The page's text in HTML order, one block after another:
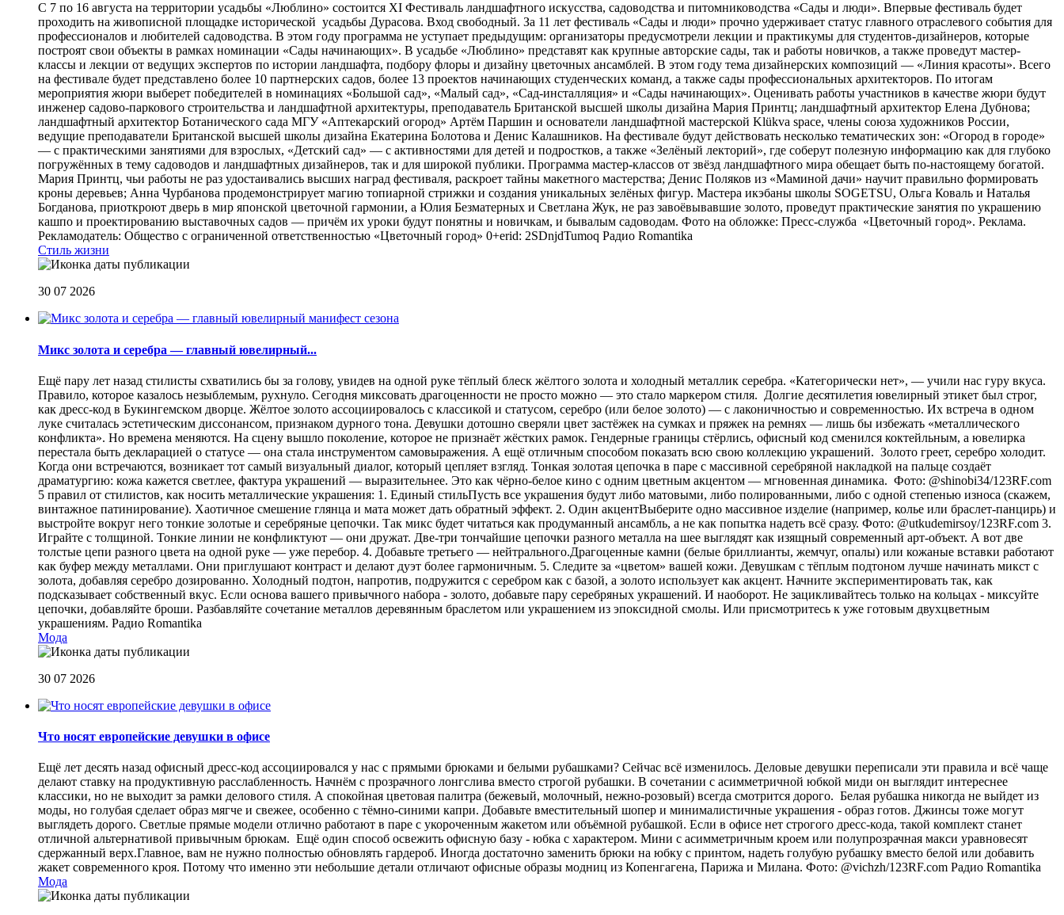
С 7 по 16 августа на территории усадьбы «Люблино» состоится XI Фестиваль ландшафтного искусства, садоводства и питомниководства «Сады и люди». Впервые фестиваль будет
проходить на живописной площадке исторической усадьбы Дурасова. Вход свободный. За 11 лет фестиваль «Сады и люди» прочно удерживает статус главного отраслевого события для
профессионалов и любителей садоводства. В этом году программа не уступает предыдущим: организаторы предусмотрели лекции и практикумы для студентов-дизайнеров, которые
построят свои объекты в рамках номинации «Сады начинающих». В усадьбе «Люблино» представят как крупные авторские сады, так и работы новичков, а также проведут мастер-
классы и лекции от ведущих экспертов по истории ландшафта, подбору флоры и дизайну цветочных ансамблей. В этом году тема дизайнерских композиций — «Линия красоты». Всего
на фестивале будет представлено более 10 партнерских садов, более 13 проектов начинающих студенческих команд, а также сады профессиональных архитекторов. По итогам
мероприятия жюри выберет победителей в номинациях «Большой сад», «Малый сад», «Сад-инсталляция» и «Сады начинающих». Оценивать работы участников в качестве жюри будут
инженер садово-паркового строительства и ландшафтной архитектуры, преподаватель Британской высшей школы дизайна Мария Принтц; ландшафтный архитектор Елена Дубнова;
ландшафтный архитектор Ботанического сада МГУ «Аптекарский огород» Артём Паршин и основатели ландшафтной мастерской Klükva space, члены союза художников России,
ведущие преподаватели Британской высшей школы дизайна Екатерина Болотова и Денис Калашников. На фестивале будут действовать несколько тематических зон: «Огород в городе»
— с практическими занятиями для взрослых, «Детский сад» — с активностями для детей и подростков, а также «Зелёный лекторий», где соберут полезную информацию как для глубоко
погружённых в тему садоводов и ландшафтных дизайнеров, так и для широкой публики. Программа мастер-классов от звёзд ландшафтного мира обещает быть по-настоящему богатой.
Мария Принтц, чьи работы не раз удостаивались высших наград фестиваля, раскроет тайны макетного мастерства; Денис Поляков из «Маминой дачи» научит правильно формировать
кроны деревьев; Анна Чурбанова продемонстрирует магию топиарной стрижки и создания уникальных зелёных фигур. Мастера икэбаны школы SOGETSU, Ольга Коваль и Наталья
Богданова, приоткроют дверь в мир японской цветочной гармонии, а Юлия Безматерных и Светлана Жук, не раз завоёвывавшие золото, проведут практические занятия по украшению
кашпо и проектированию выставочных садов — причём их уроки будут понятны и новичкам, и бывалым садоводам. Фото на обложке: Пресс-служба «Цветочный город». Реклама.
Рекламодатель: Общество с ограниченной ответственностью «Цветочный город» 0+erid: 2SDnjdTumoq Радио Romantika
Стиль жизни
30 07 2026
Микс золота и серебра — главный ювелирный...
Ещё пару лет назад стилисты схватились бы за голову, увидев на одной руке тёплый блеск жёлтого золота и холодный металлик серебра. «Категорически нет», — учили нас гуру вкуса.
Правило, которое казалось незыблемым, рухнуло. Сегодня миксовать драгоценности не просто можно — это стало маркером стиля. Долгие десятилетия ювелирный этикет был строг,
как дресс-код в Букингемском дворце. Жёлтое золото ассоциировалось с классикой и статусом, серебро (или белое золото) — с лаконичностью и современностью. Их встреча в одном
луке считалась эстетическим диссонансом, признаком дурного тона. Девушки дотошно сверяли цвет застёжек на сумках и пряжек на ремнях — лишь бы избежать «металлического
конфликта». Но времена меняются. На сцену вышло поколение, которое не признаёт жёстких рамок. Гендерные границы стёрлись, офисный код сменился коктейльным, а ювелирка
перестала быть декларацией о статусе — она стала инструментом самовыражения. А ещё отличным способом показать всю свою коллекцию украшений. Золото греет, серебро холодит.
Когда они встречаются, возникает тот самый визуальный диалог, который цепляет взгляд. Тонкая золотая цепочка в паре с массивной серебряной накладкой на пальце создаёт
драматургию: кожа кажется светлее, фактура украшений — выразительнее. Это как чёрно-белое кино с одним цветным акцентом — мгновенная динамика. Фото: @shinobi34/123RF.com
5 правил от стилистов, как носить металлические украшения: 1. Единый стильПусть все украшения будут либо матовыми, либо полированными, либо с одной степенью износа (скажем,
винтажное патинирование). Хаотичное смешение глянца и мата может дать обратный эффект. 2. Один акцентВыберите одно массивное изделие (например, колье или браслет-панцирь) и
выстройте вокруг него тонкие золотые и серебряные цепочки. Так микс будет читаться как продуманный ансамбль, а не как попытка надеть всё сразу. Фото: @utkudemirsoy/123RF.com 3.
Играйте с толщиной. Тонкие линии не конфликтуют — они дружат. Две-три тончайшие цепочки разного металла на шее выглядят как изящный современный арт-объект. А вот две
толстые цепи разного цвета на одной руке — уже перебор. 4. Добавьте третьего — нейтрального.Драгоценные камни (белые бриллианты, жемчуг, опалы) или кожаные вставки работают
как буфер между металлами. Они приглушают контраст и делают дуэт более гармоничным. 5. Следите за «цветом» вашей кожи. Девушкам с тёплым подтоном лучше начинать микст с
золота, добавляя серебро дозированно. Холодный подтон, напротив, подружится с серебром как с базой, а золото использует как акцент. Начните экспериментировать так, как
подсказывает собственный вкус. Если основа вашего привычного набора - золото, добавьте пару серебряных украшений. И наоборот. Не зацикливайтесь только на кольцах - миксуйте
цепочки, добавляйте броши. Разбавляйте сочетание металлов деревянным браслетом или украшением из эпоксидной смолы. Или присмотритесь к уже готовым двухцветным
украшениям. Радио Romantika
Мода
30 07 2026
Что носят европейские девушки в офисе
Ещё лет десять назад офисный дресс-код ассоциировался у нас с прямыми брюками и белыми рубашками? Сейчас всё изменилось. Деловые девушки переписали эти правила и всё чаще
делают ставку на продуктивную расслабленность. Начнём с прозрачного лонгслива вместо строгой рубашки. В сочетании с асимметричной юбкой миди он выглядит интереснее
классики, но не выходит за рамки делового стиля. А спокойная цветовая палитра (бежевый, молочный, нежно-розовый) всегда смотрится дорого. Белая рубашка никогда не выйдет из
моды, но голубая сделает образ мягче и свежее, особенно с тёмно-синими капри. Добавьте вместительный шопер и минималистичные украшения - образ готов. Джинсы тоже могут
выглядеть дорого. Светлые прямые модели отлично работают в паре с укороченным жакетом или объёмной рубашкой. Если в офисе нет строгого дресс-кода, такой комплект станет
отличной альтернативой привычным брюкам. Ещё один способ освежить офисную базу - юбка с характером. Мини с асимметричным кроем или полупрозрачная макси уравновесят
сдержанный верх.Главное, вам не нужно полностью обновлять гардероб. Иногда достаточно заменить брюки на юбку с принтом, надеть голубую рубашку вместо белой или добавить
жакет современного кроя. Потому что именно эти небольшие детали отличают офисные образы модниц из Копенгагена, Парижа и Милана. Фото: @vichzh/123RF.com Радио Romantika
Мода